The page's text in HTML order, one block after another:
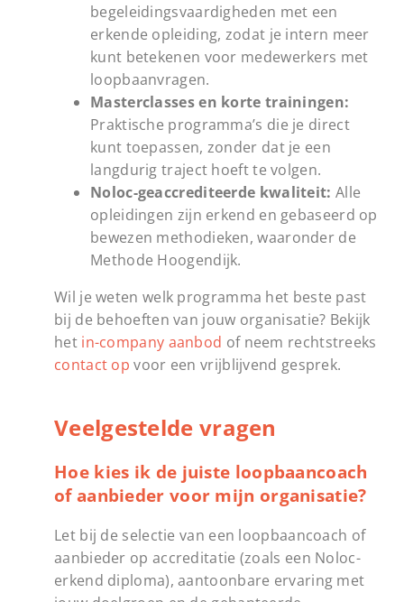
begeleidingsvaardigheden met een
erkende opleiding, zodat je intern meer
kunt betekenen voor medewerkers met
loopbaanvragen.
Masterclasses en korte trainingen:
Praktische programma’s die je direct
kunt toepassen, zonder dat je een
langdurig traject hoeft te volgen.
Noloc-geaccrediteerde kwaliteit: Alle
opleidingen zijn erkend en gebaseerd op
bewezen methodieken, waaronder de
Methode Hoogendijk.
Wil je weten welk programma het beste past
bij de behoeften van jouw organisatie? Bekijk
het in-company aanbod of neem rechtstreeks
contact op voor een vrijblijvend gesprek.
Veelgestelde vragen
Hoe kies ik de juiste loopbaancoach
of aanbieder voor mijn organisatie?
Let bij de selectie van een loopbaancoach of
aanbieder op accreditatie (zoals een Noloc-
erkend diploma), aantoonbare ervaring met